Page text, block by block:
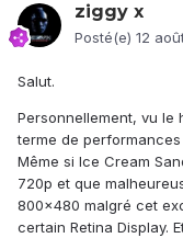
ziggy x
Posté(e) 12
Salut.
Personnellement, vu le
terme de
Même si Ice Cream
720p et que
800x480 malgré cet
certain Retina Display.